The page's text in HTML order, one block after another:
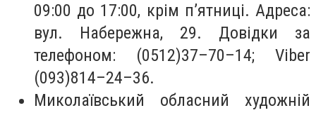
09:00 до 17:00, крім п’ятниці. Адреса:
вул. Набережна, 29. Довідки за
телефоном: (0512)37–70–14; Viber
(093)814–24–36.
Миколаївський обласний художній